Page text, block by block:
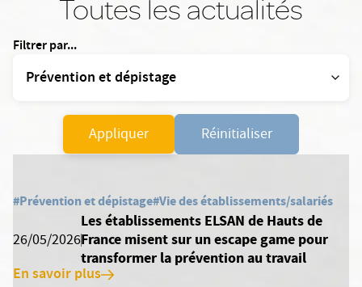
Toutes les actualités
Filtrer par...
Appliquer Réinitialiser
#Prévention et dépistage#Vie des établissements/salariés
26/05/2026
Les établissements ELSAN de Hauts de
France misent sur un escape game pour
transformer la prévention au travail
En savoir plus